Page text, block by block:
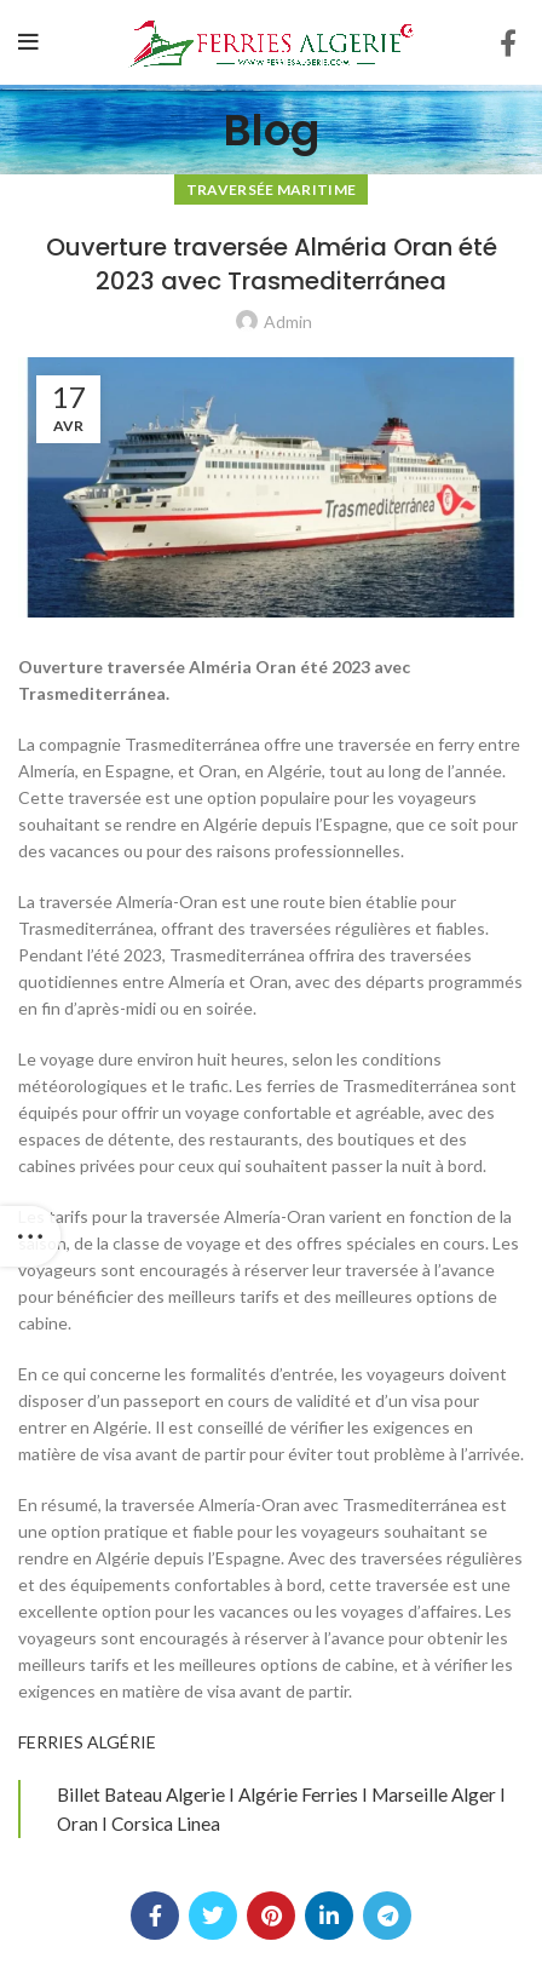
Blog
TRAVERSÉE MARITIME
Ouverture traversée Alméria Oran été
2023 avec Trasmediterránea
Admin
17
AVR
Ouverture traversée Alméria Oran été 2023 avec
Trasmediterránea.
La compagnie Trasmediterránea offre une traversée en ferry entre
Almería, en Espagne, et Oran, en Algérie, tout au long de l’année.
Cette traversée est une option populaire pour les voyageurs
souhaitant se rendre en Algérie depuis l’Espagne, que ce soit pour
des vacances ou pour des raisons professionnelles.
La traversée Almería-Oran est une route bien établie pour
Trasmediterránea, offrant des traversées régulières et fiables.
Pendant l’été 2023, Trasmediterránea offrira des traversées
quotidiennes entre Almería et Oran, avec des départs programmés
en fin d’après-midi ou en soirée.
Le voyage dure environ huit heures, selon les conditions
météorologiques et le trafic. Les ferries de Trasmediterránea sont
équipés pour offrir un voyage confortable et agréable, avec des
espaces de détente, des restaurants, des boutiques et des
cabines privées pour ceux qui souhaitent passer la nuit à bord.
Les tarifs pour la traversée Almería-Oran varient en fonction de la
saison, de la classe de voyage et des offres spéciales en cours. Les
voyageurs sont encouragés à réserver leur traversée à l’avance
pour bénéficier des meilleurs tarifs et des meilleures options de
cabine.
En ce qui concerne les formalités d’entrée, les voyageurs doivent
disposer d’un passeport en cours de validité et d’un visa pour
entrer en Algérie. Il est conseillé de vérifier les exigences en
matière de visa avant de partir pour éviter tout problème à l’arrivée.
En résumé, la traversée Almería-Oran avec Trasmediterránea est
une option pratique et fiable pour les voyageurs souhaitant se
rendre en Algérie depuis l’Espagne. Avec des traversées régulières
et des équipements confortables à bord, cette traversée est une
excellente option pour les vacances ou les voyages d’affaires. Les
voyageurs sont encouragés à réserver à l’avance pour obtenir les
meilleurs tarifs et les meilleures options de cabine, et à vérifier les
exigences en matière de visa avant de partir.
FERRIES ALGÉRIE
Billet Bateau Algerie I Algérie Ferries I Marseille Alger I
Oran I Corsica Linea